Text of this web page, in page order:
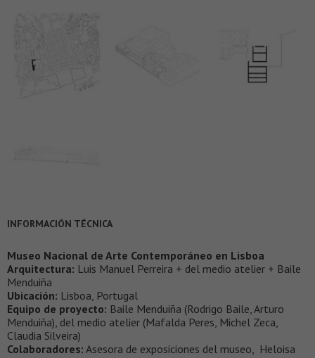
INFORMACIÓN TÉCNICA
Museo Nacional de Arte Contemporáneo en Lisboa
Arquitectura: Luis Manuel Perreira + del medio atelier + Baile
Menduiña
Ubicación: Lisboa, Portugal
Equipo de proyecto: Baile Menduiña (Rodrigo Baile, Arturo
Menduiña), del medio atelier (Mafalda Peres, Michel Zeca,
Claudia Silveira)
Colaboradores: Asesora de exposiciones del museo, Heloisa